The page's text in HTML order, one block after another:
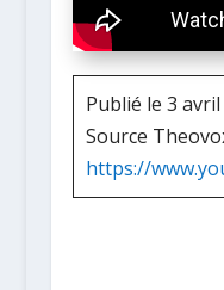
Publié le 3
Source
https://